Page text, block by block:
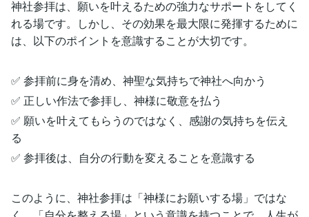
神社参拝は、願いを叶えるための強力なサポートをしてく
れる場です。しかし、その効果を最大限に発揮するために
は、以下のポイントを意識することが大切です。
✅ 参拝前に身を清め、神聖な気持ちで神社へ向かう
✅ 正しい作法で参拝し、神様に敬意を払う
✅ 願いを叶えてもらうのではなく、感謝の気持ちを伝え
る
✅ 参拝後は、自分の行動を変えることを意識する
このように、神社参拝は「神様にお願いする場」ではな